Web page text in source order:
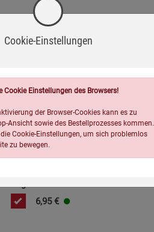
6,95 €
=
Cookie-Einstellungen
Cookie Einstellungen des Browsers!
der Browser-Cookies kann es zu
Ansicht sowie des Bestellprozesses kommen.
Cookie-Einstellungen, um sich problemlos
zu bewegen.